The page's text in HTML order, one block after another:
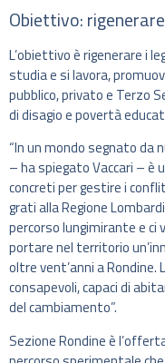
Obiettivo:
L’obiettivo è rigenerare i
studia e si lavora,
pubblico, privato e Terzo
di disagio e povertà
“In un mondo segnato da
– ha spiegato Vaccari – è
concreti per gestire i
grati alla Regione
percorso lungimirante e ci
portare nel territorio
oltre vent’anni a
consapevoli, capaci di
del cambiamento”.
Sezione Rondine è